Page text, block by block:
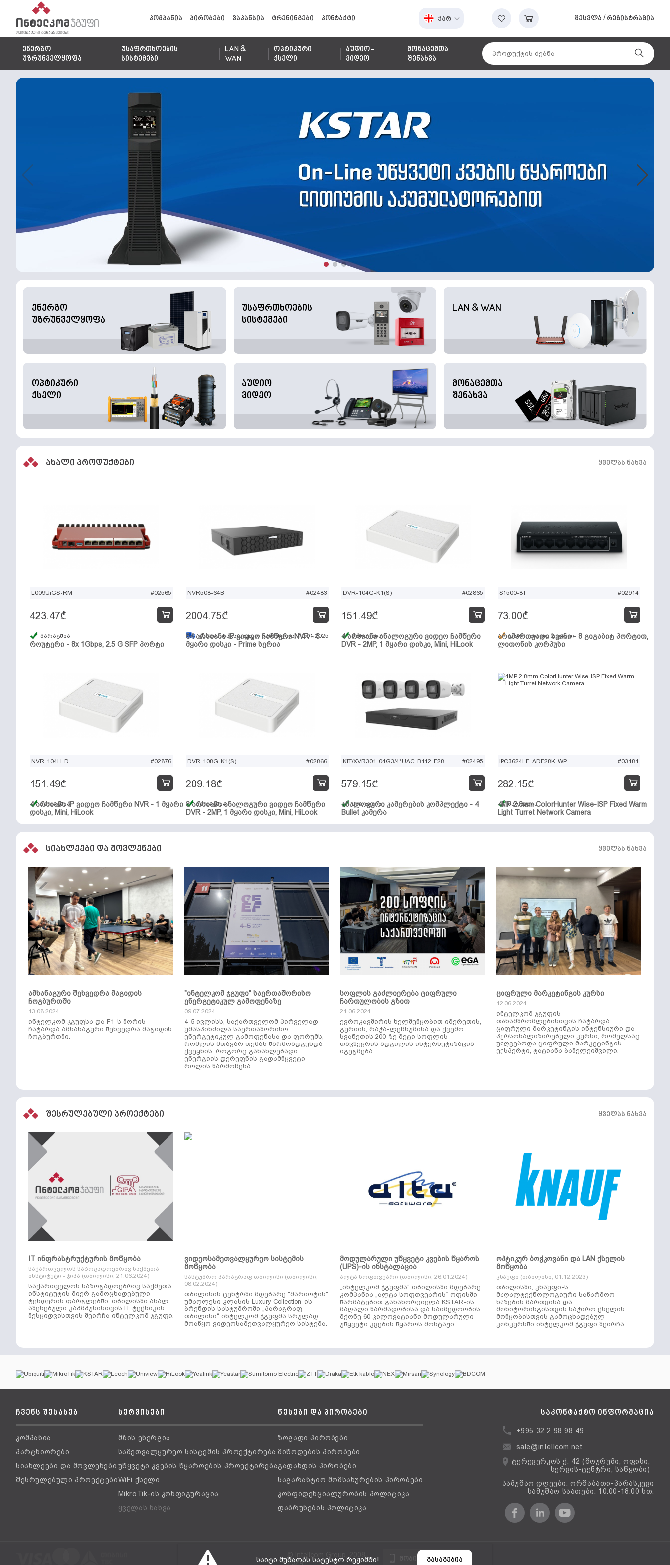
კომპანია პირობები ვაკანსია ტრენინგები კონტაქტი ქარ შესვლა / რეგისტრაცია
ენერგო
უზრუნველყოფა
უსაფრთხოების
სისტემები
LAN &
WAN
ოპტიკური
ქსელი
აუდიო-
ვიდეო
მონაცემთა
შენახვა
ენერგო
უზრუნველყოფა
უსაფრთხოების
სისტემები
LAN & WAN
ოპტიკური
ქსელი
აუდიო
ვიდეო
მონაცემთა
შენახვა
ახალი პროდუქტები ყველას ნახვა
L009UiGS-RM #02565
როუტერი - 8x 1Gbps, 2.5 G SFP პორტი
423.47₾
მარაგშია
NVR508-64B #02483
64 არხიანი IP ვიდეო ჩამწერი NVR - 8
მყარი დისკი - Prime სერია
2004.75₾
გზაშია, სავარაუდო ჩამოსვლა: 10.01.2025
DVR-104G-K1(S) #02865
4 არხიანი ანალოგური ვიდეო ჩამწერი
DVR - 2MP, 1 მყარი დისკი, Mini, HiLook
151.49₾
მარაგშია
S1500-8T #02914
არამართვადი სვიჩი - 8 გიგაბიტ პორტით,
ლითონის კორპუსი
73.00₾
დარჩენილია 2 ცალი
NVR-104H-D #02876
4 არხიანი IP ვიდეო ჩამწერი NVR - 1 მყარი
დისკი, Mini, HiLook
151.49₾
მარაგშია
DVR-108G-K1(S) #02866
8 არხიანი ანალოგური ვიდეო ჩამწერი
DVR - 2MP, 1 მყარი დისკი, Mini, HiLook
209.18₾
მარაგშია
KIT/XVR301-04G3/4*UAC-B112-F28 #02495
ანალოგური კამერების კომპლექტი - 4
Bullet კამერა
579.15₾
მარაგშია
IPC3624LE-ADF28K-WP #03181
4MP 2.8mm ColorHunter Wise-ISP Fixed Warm
Light Turret Network Camera
282.15₾
მარაგშია
სიახლეები და მოვლენები ყველას ნახვა
ამხანაგური შეხვედრა მაგიდის
ჩოგბურთში
13.08.2024
ინტელკომ ჯგუფსა და F1-ს შორის
ჩატარდა ამხანაგური შეხვედრა მაგიდის
ჩოგბურთში.
"ინტელკომ ჯგუფი" საერთაშორისო
ენერგეტიკულ გამოფენაზე
09.07.2024
4-5 ივლისს, საქართველომ პირველად
უმასპინძილა საერთაშორისო
ენერგეტიკულ გამოფენასა და ფორუმს,
რომლის მთავარ თემას წარმოადგენდა
ქვეყნის, როგორც განახლებადი
ენერგიის დერეფნის გადამწყვეტი
როლის წარმოჩენა.
სოფლის გაძლიერება ციფრული
ჩართულობის გზით
21.06.2024
ევროკავშირის ხელშეწყობით იმერეთის,
გურიის, რაჭა-ლეჩხუმისა და ქვემო
სვანეთის 200-ზე მეტი სოფლის
თავშეყრის ადგილის ინტერნეტიზაცია
იგეგმება.
ციფრული მარკეტინგის კურსი
12.06.2024
ინტელკომ ჯგუფის
თანამშრომლებისთვის ჩატარდა
ციფრული მარკეტინგის ინტენსიური და
პერსონალიზირებული კურსი, რომელსაც
უძღვებოდა ციფრული მარკეტინგის
ექსპერტი, ტატიანა ბაშელეიშვილი.
შესრულებული პროექტები ყველას ნახვა
IT ინფრასტრუქტურის მოწყობა
საქართველოს საზოგადოებრივ საქმეთა
ინსტიტუტი - ჯიპა (თბილისი, 21.06.2024)
საქართველოს საზოგადოებრივ საქმეთა
ინსტიტუტის მიერ გამოცხადებული
ტენდერის ფარგლებში, თბილისში ახალ
აშენებული კაპმპუსისთვის IT ტექნიკის
შესყიდვისთვის შეირჩა ინტელკომ ჯგუფი.
ვიდეოსამეთვალყურეო სისტემის
მოწყობა
სასტუმრო პარაგრაფ თბილისი (თბილისი,
08.02.2024)
თბილისის ცენტრში მდებარე "მარიოტის"
უმაღლესი კლასის Luxury Collection-ის
ბრენდის სასტუმროში „პარაგრაფ
თბილისი“ ინტელკომ ჯგუფმა სრულად
მოაწყო ვიდეოსამეთვალყურეო სისტემა.
მოდულარული უწყვეტი კვების წყაროს
(UPS)-ის ინსტალაცია
ალტა სოფთვეარი (თბილისი, 26.01.2024)
„ინტელკომ ჯგუფმა“ თბილისში მდებარე
კომპანია „ალტა სოფთვეარის“ ოფისში
წარმატებით განახორციელა KSTAR-ის
მაღალი წარმადობისა და საიმედოობის
მქონე 60 კილოვატიანი მოდულარული
უწყვეტი კვების წყაროს მონტაჟი.
ოპტიკურ ბოჭკოვანი და LAN ქსელის
მოწყობა
კნაუფი (თბილისი, 01.12.2023)
თბილისში, კნაუფი-ს
მაღალტექნოლოგიური საწარმოო
ხაზების მართვისა და
მონიტორინგისთვის საჭირო ქსელის
მოწყობისთვის გამოცხადებულ
კონკურსში ინტელკომ ჯგუფი შეირჩა.
ჩვენს შესახებ
კომპანია
პარტნიორები
სიახლეები და მოვლენები
შესრულებული პროექტები
სერვისები
მზის ენერგია
სამეთვალყურეო სისტემის პროექტირება
უწყვეტი კვების წყაროების პროექტირება
WiFi ქსელი
MikroTik-ის კონფიგურაცია
ყველას ნახვა
წესები და პირობები
ზოგადი პირობები
მიწოდების პირობები
გადახდის პირობები
საგარანტიო მომსახურების პირობები
კონფიდენციალურობის პოლიტიკა
დაბრუნების პოლიტიკა
საკონტაქტო ინფორმაცია
+995 32 2 98 98 49
sale@intellcom.net
ტერევერკოს ქ. 42 (შოურუმი, ოფისი,
სერვის-ცენტრი, საწყობი)
სამუშაო დღეები: ორშაბათი-პარასკევი
სამუშაო საათები: 10.00-18.00 სთ.
2024
მობილური ვერსია
საიტი მუშაობს სატესტო რეჟიმში! გასაგებია